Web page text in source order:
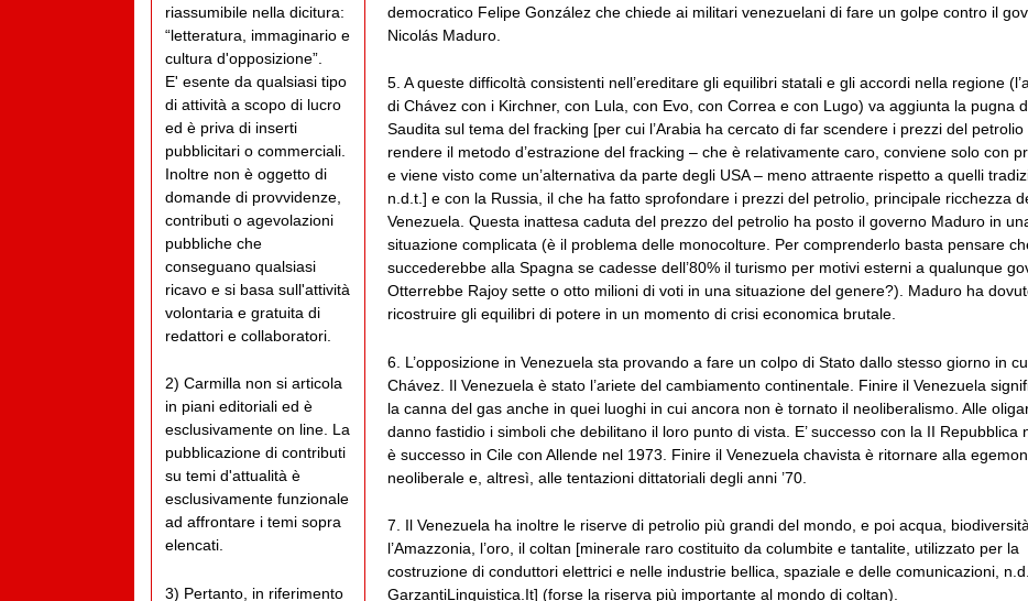
democratico Felipe González che chiede ai militari venezuelani di fare un golpe contro il
Nicolás Maduro.
5. A queste difficoltà consistenti nell’ereditare gli equilibri statali e gli accordi nella regione
di Chávez con i Kirchner, con Lula, con Evo, con Correa e con Lugo) va aggiunta la pugna
Saudita sul tema del fracking [per cui l’Arabia ha cercato di far scendere i prezzi del petrolio
rendere il metodo d’estrazione del fracking – che è relativamente caro, conviene solo con
e viene visto come un’alternativa da parte degli USA – meno attraente rispetto a quelli
n.d.t.] e con la Russia, il che ha fatto sprofondare i prezzi del petrolio, principale ricchezza
Venezuela. Questa inattesa caduta del prezzo del petrolio ha posto il governo Maduro in
situazione complicata (è il problema delle monocolture. Per comprenderlo basta pensare
succederebbe alla Spagna se cadesse dell’80% il turismo per motivi esterni a qualunque
Otterrebbe Rajoy sette o otto milioni di voti in una situazione del genere?). Maduro ha
ricostruire gli equilibri di potere in un momento di crisi economica brutale.
6. L’opposizione in Venezuela sta provando a fare un colpo di Stato dallo stesso giorno in
Chávez. Il Venezuela è stato l’ariete del cambiamento continentale. Finire il Venezuela
la canna del gas anche in quei luoghi in cui ancora non è tornato il neoliberalismo. Alle
danno fastidio i simboli che debilitano il loro punto di vista. E’ successo con la II Repubblica
è successo in Cile con Allende nel 1973. Finire il Venezuela chavista è ritornare alla
neoliberale e, altresì, alle tentazioni dittatoriali degli anni ’70.
7. Il Venezuela ha inoltre le riserve di petrolio più grandi del mondo, e poi acqua, biodiversità,
l’Amazzonia, l’oro, il coltan [minerale raro costituito da columbite e tantalite, utilizzato per la
costruzione di conduttori elettrici e nelle industrie bellica, spaziale e delle comunicazioni,
GarzantiLinguistica.It] (forse la riserva più importante al mondo di coltan).
riassumibile nella dicitura:
“letteratura, immaginario e
cultura d'opposizione”.
E' esente da qualsiasi tipo
di attività a scopo di lucro
ed è priva di inserti
pubblicitari o commerciali.
Inoltre non è oggetto di
domande di provvidenze,
contributi o agevolazioni
pubbliche che
conseguano qualsiasi
ricavo e si basa sull'attività
volontaria e gratuita di
redattori e collaboratori.
2) Carmilla non si articola
in piani editoriali ed è
esclusivamente on line. La
pubblicazione di contributi
su temi d'attualità è
esclusivamente funzionale
ad affrontare i temi sopra
elencati.
3) Pertanto, in riferimento